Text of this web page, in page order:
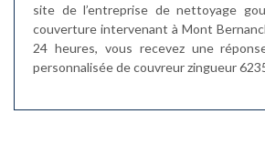
site de l’entreprise de nettoyage
couverture intervenant à Mont
24 heures, vous recevez une
personnalisée de couvreur zingueur